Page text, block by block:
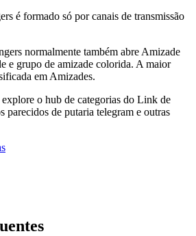
é formado só por canais de transmissão
normalmente também abre Amizade
e grupo de amizade colorida. A maior
em Amizades.
o hub de categorias do Link de
parecidos de putaria telegram e outras